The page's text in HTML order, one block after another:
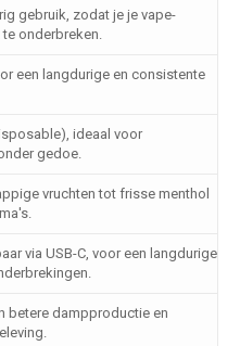
gebruik, zodat je je vape-
onderbreken.
een langdurige en consistente
ideaal voor
gedoe.
vruchten tot frisse menthol
via USB-C, voor een langdurige
betere dampproductie en